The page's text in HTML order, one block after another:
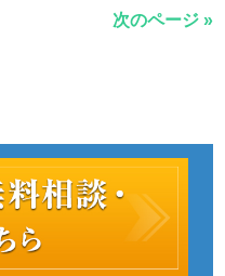
次のページ »